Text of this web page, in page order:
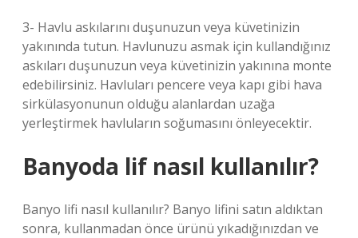
3- Havlu askılarını duşunuzun veya küvetinizin
yakınında tutun. Havlunuzu asmak için kullandığınız
askıları duşunuzun veya küvetinizin yakınına monte
edebilirsiniz. Havluları pencere veya kapı gibi hava
sirkülasyonunun olduğu alanlardan uzağa
yerleştirmek havluların soğumasını önleyecektir.
Banyoda lif nasıl kullanılır?
Banyo lifi nasıl kullanılır? Banyo lifini satın aldıktan
sonra, kullanmadan önce ürünü yıkadığınızdan ve